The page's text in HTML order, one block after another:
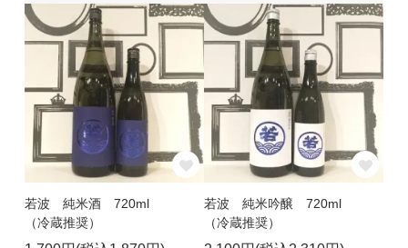
若波 純米酒 720ml
（冷蔵推奨）
若波 純米吟醸 720ml
（冷蔵推奨）